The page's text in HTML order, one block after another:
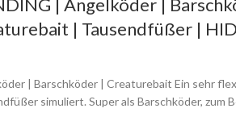
| Tausendfüßer |
| Barschköder | Creaturebait Ein sehr
simuliert. Super als Barschköder, zum